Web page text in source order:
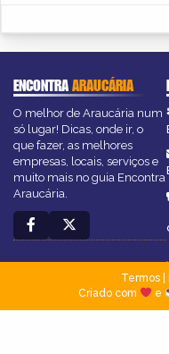
ENCONTRAARAUCÁRIA
O melhor de Araucária num
só lugar! Dicas, onde ir, o
que fazer, as melhores
empresas, locais, serviços e
muito mais no guia Encontra
Araucária.
Termos|
Criado com
e